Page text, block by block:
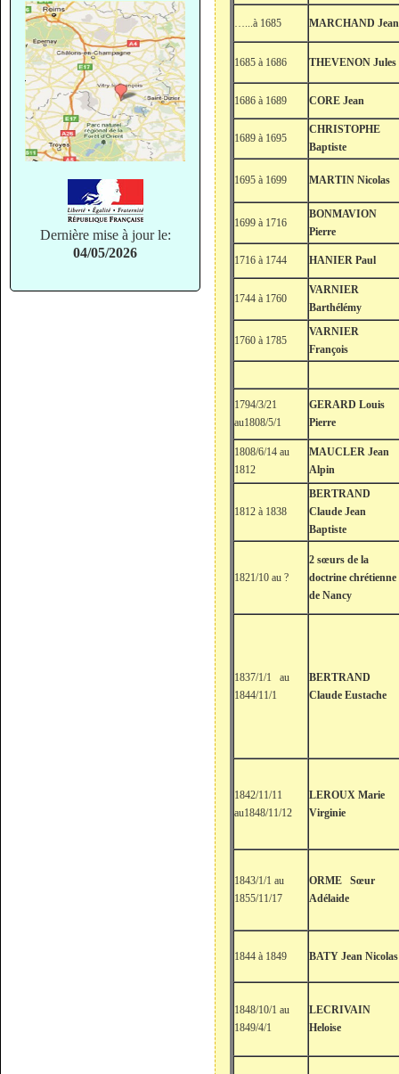
Dernière mise à jour le:
04/05/2026
…...à 1685 MARCHAND Jean
1685 à 1686 THEVENON Jules
1686 à 1689 CORE Jean
1689 à 1695
CHRISTOPHE
Baptiste
1695 à 1699 MARTIN Nicolas
1699 à 1716
BONMAVION
Pierre
1716 à 1744 HANIER Paul
1744 à 1760
VARNIER
Barthélémy
1760 à 1785
VARNIER
François
1794/3/21
au1808/5/1
GERARD Louis
Pierre
1808/6/14 au
1812
MAUCLER Jean
Alpin
1812 à 1838
BERTRAND
Claude Jean
Baptiste
1821/10 au ?
2 sœurs de la
doctrine chrétienne
de Nancy
1837/1/1 au
1844/11/1
BERTRAND
Claude Eustache
1842/11/11
au1848/11/12
LEROUX Marie
Virginie
1843/1/1 au
1855/11/17
ORME Sœur
Adélaide
1844 à 1849 BATY Jean Nicolas
1848/10/1 au
1849/4/1
LECRIVAIN
Heloise